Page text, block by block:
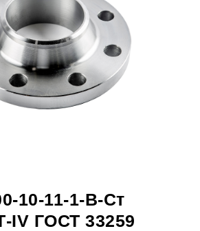
10-11-1-B-Ст
IV ГОСТ 33259